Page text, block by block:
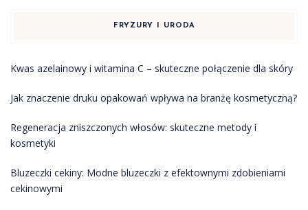
FRYZURY I URODA
Kwas azelainowy i witamina C – skuteczne połączenie dla skóry
Jak znaczenie druku opakowań wpływa na branżę kosmetyczną?
Regeneracja zniszczonych włosów: skuteczne metody i
kosmetyki
Bluzeczki cekiny: Modne bluzeczki z efektownymi zdobieniami
cekinowymi